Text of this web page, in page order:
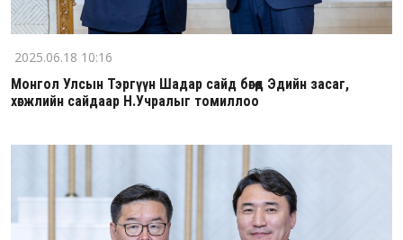
2025.06.18 10:16
Монгол Улсын Тэргүүн Шадар сайд бөгөөд Эдийн засаг,
хөгжлийн сайдаар Н.Учралыг томиллоо